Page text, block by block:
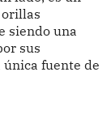
orillas
siendo una
sus
fuente de